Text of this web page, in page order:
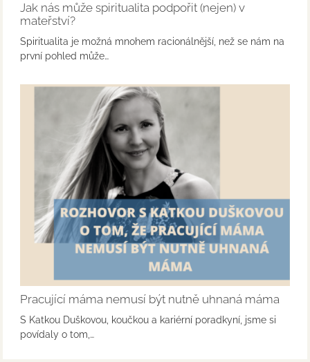
Jak nás může spiritualita podpořit (nejen) v
mateřství?
Spiritualita je možná mnohem racionálnější, než se nám na
první pohled může…
Pracující máma nemusí být nutně uhnaná máma
S Katkou Duškovou, koučkou a kariérní poradkyní, jsme si
povídaly o tom,…